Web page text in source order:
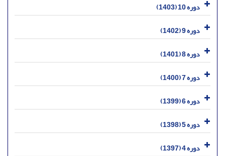
دوره 10 (1403)
دوره 9 (1402)
دوره 8 (1401)
دوره 7 (1400)
دوره 6 (1399)
دوره 5 (1398)
دوره 4 (1397)